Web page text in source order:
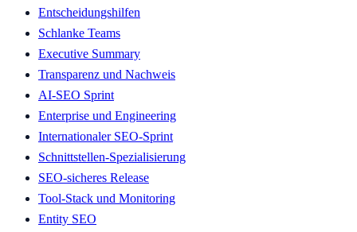
Entscheidungshilfen
Schlanke Teams
Executive Summary
Transparenz und Nachweis
AI-SEO Sprint
Enterprise und Engineering
Internationaler SEO-Sprint
Schnittstellen-Spezialisierung
SEO-sicheres Release
Tool-Stack und Monitoring
Entity SEO